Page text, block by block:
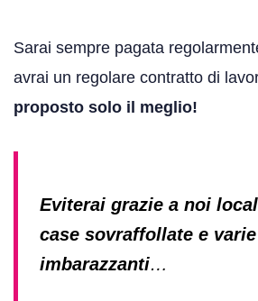
Sarai sempre pagata
avrai un regolare contratto di
proposto solo il meglio!
Eviterai grazie a noi
case sovraffollate e
imbarazzanti…